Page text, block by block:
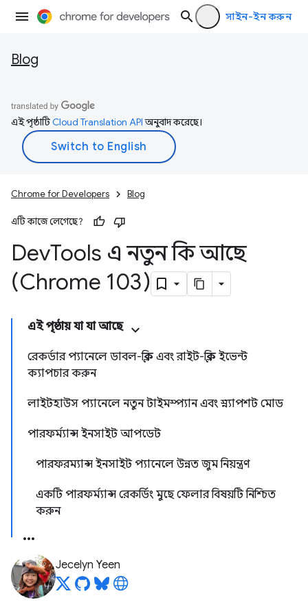
সাইন-ইন করুন
Blog
এই পৃষ্ঠাটিCloud Translation APIঅনুবাদ করেছে।
Chrome for Developers Blog
এটি কাজে লেগেছে?
DevTools এ নতুন কি আছে
(Chrome 103)
এই পৃষ্ঠায় যা যা আছে
রেকর্ডার প্যানেলে ডাবল-ক্লিক এবং রাইট-ক্লিক ইভেন্ট
ক্যাপচার করুন
লাইটহাউস প্যানেলে নতুন টাইমস্প্যান এবং স্ন্যাপশট মোড
পারফর্ম্যান্স ইনসাইট আপডেট
পারফরম্যান্স ইনসাইট প্যানেলে উন্নত জুম নিয়ন্ত্রণ
একটি পারফর্ম্যান্স রেকর্ডিং মুছে ফেলার বিষয়টি নিশ্চিত
করুন
Jecelyn Yeen